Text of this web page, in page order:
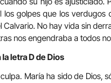
golpes que los verdugos
No hay vida sin
nos engendraba a todos
letra D de Dios
María ha sido de Dios,